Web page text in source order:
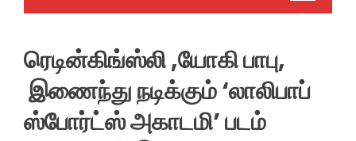
ரெடின்கிங்ஸ்லி ,யோகி பாபு,
இணைந்து நடிக்கும் ‘லாலிபாப்
ஸ்போர்ட்ஸ் அகாடமி’ படம்